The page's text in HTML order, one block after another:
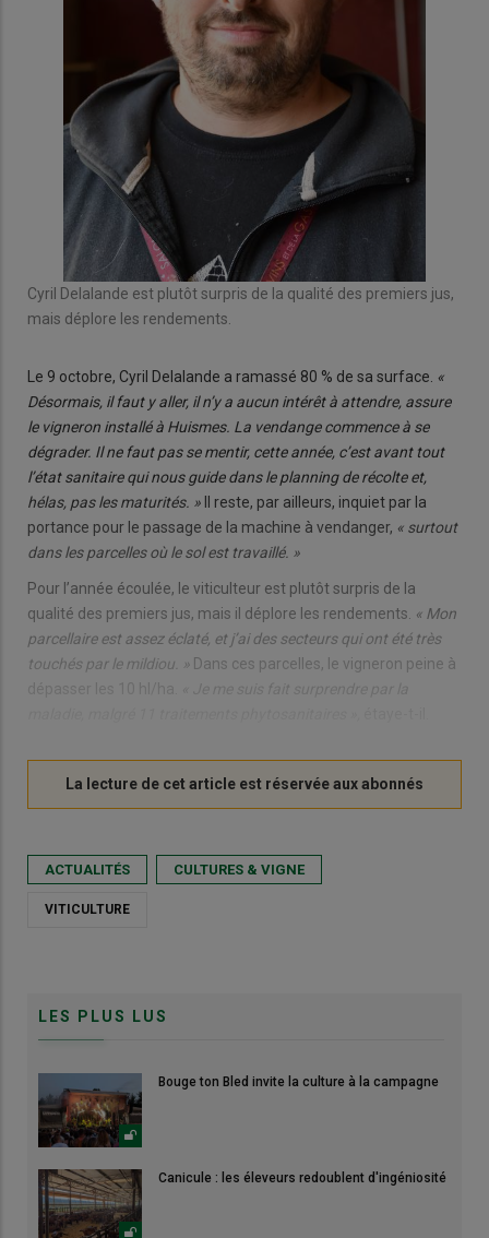
Cyril Delalande est plutôt surpris de la qualité des premiers jus,
mais déplore les rendements.
Le 9 octobre, Cyril Delalande a ramassé 80 % de sa surface. «
Désormais, il faut y aller, il n’y a aucun intérêt à attendre, assure
le vigneron installé à Huismes. La vendange commence à se
dégrader. Il ne faut pas se mentir, cette année, c’est avant tout
l’état sanitaire qui nous guide dans le planning de récolte et,
hélas, pas les maturités. »
Il reste, par ailleurs, inquiet par la
portance pour le passage de la machine à vendanger, « surtout
dans les parcelles où le sol est travaillé. »
Pour l’année écoulée, le viticulteur est plutôt surpris de la
qualité des premiers jus, mais il déplore les rendements. « Mon
parcellaire est assez éclaté, et j’ai des secteurs qui ont été très
touchés par le mildiou. » Dans ces parcelles, le vigneron peine à
ACTUALITÉS CULTURES & VIGNE
VITICULTURE
LES PLUS LUS
Bouge ton Bled invite la culture à la campagne
Canicule : les éleveurs redoublent d'ingéniosité